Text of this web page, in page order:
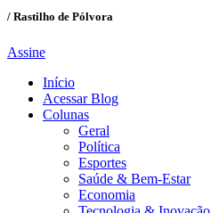
/ Rastilho de Pólvora
Assine
Início
Acessar Blog
Colunas
Geral
Política
Esportes
Saúde & Bem-Estar
Economia